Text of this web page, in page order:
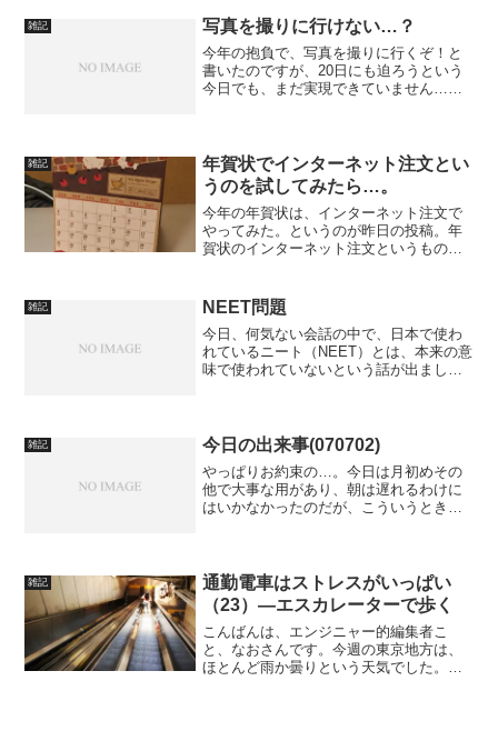
務先での対応がもっと早ければよかった
のにという声が多かったの...
雑記 写真を撮りに行けない…？
今年の抱負で、写真を撮りに行くぞ！と
書いたのですが、20日にも迫ろうという
今日でも、まだ実現できていません…。
雑記
年賀状でインターネット注文とい
うのを試してみたら…。
今年の年賀状は、インターネット注文で
やってみた。というのが昨日の投稿。年
賀状のインターネット注文というものを
雑記 NEET問題
今日、何気ない会話の中で、日本で使わ
れているニート（NEET）とは、本来の意
味で使われていないという話が出まし
「どういうこと？」
雑記 今日の出来事(070702)
やっぱりお約束の…。今日は月初めその
他で大事な用があり、朝は遅れるわけに
はいかなかったのだが、こういうときに
にやってくれるのだ。これ...
雑記
通勤電車はストレスがいっぱい
（23）―エスカレーターで歩く
こんばんは、エンジニャー的編集者こ
と、なおさんです。今週の東京地方は、
ほとんど雨か曇りという天気でした。ま